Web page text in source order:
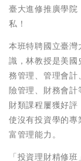
臺大進修推廣學
私！
本班特聘國立臺
識，林教授是美
務管理、管理會
險管理、財務會
財類課程屢獲好
使沒有投資學的
富管理能力。
「投資理財精修